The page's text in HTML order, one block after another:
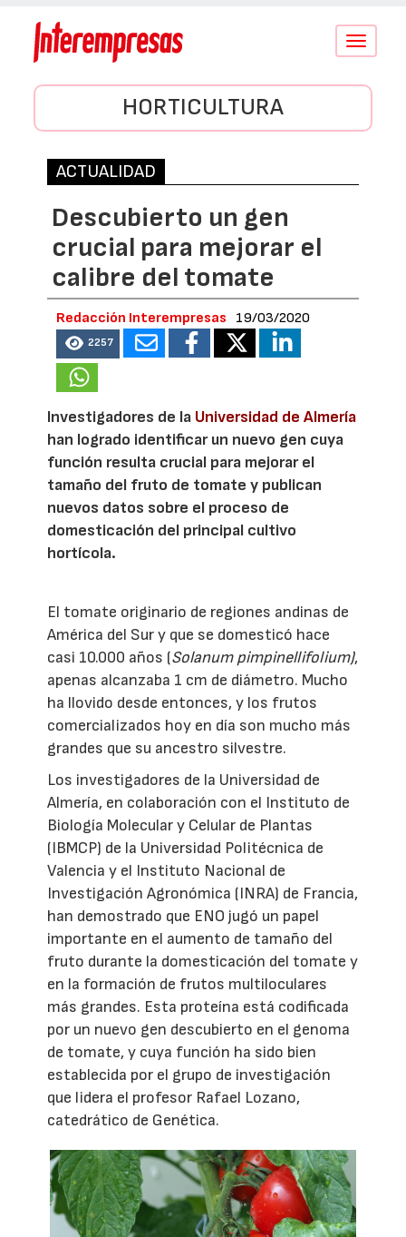
Conmutar
HORTICULTURA
ACTUALIDAD
Descubierto un gen
crucial para mejorar el
calibre del tomate
Redacción Interempresas 19/03/2020
2257
Investigadores de la Universidad de Almería
han logrado identificar un nuevo gen cuya
función resulta crucial para mejorar el
tamaño del fruto de tomate y publican
nuevos datos sobre el proceso de
domesticación del principal cultivo
hortícola.
El tomate originario de regiones andinas de
América del Sur y que se domesticó hace
casi 10.000 años (Solanum pimpinellifolium),
apenas alcanzaba 1 cm de diámetro. Mucho
ha llovido desde entonces, y los frutos
comercializados hoy en día son mucho más
grandes que su ancestro silvestre.
Los investigadores de la Universidad de
Almería, en colaboración con el Instituto de
Biología Molecular y Celular de Plantas
(IBMCP) de la Universidad Politécnica de
Valencia y el Instituto Nacional de
Investigación Agronómica (INRA) de Francia,
han demostrado que ENO jugó un papel
importante en el aumento de tamaño del
fruto durante la domesticación del tomate y
en la formación de frutos multiloculares
más grandes. Esta proteína está codificada
por un nuevo gen descubierto en el genoma
de tomate, y cuya función ha sido bien
establecida por el grupo de investigación
que lidera el profesor Rafael Lozano,
catedrático de Genética.